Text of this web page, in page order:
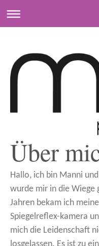
Über
Hallo, ich bin Manni
wurde mir in die Wiege
Jahren bekam ich
Spiegelreflex-kamera
mich die Leidenschaft